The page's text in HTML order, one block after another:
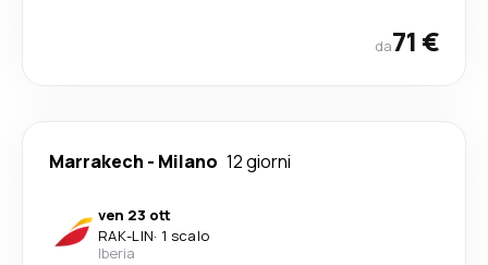
da71 €
Marrakech - Milano 12 giorni
ven 23 ott
RAK-LIN· 1 scalo
Iberia